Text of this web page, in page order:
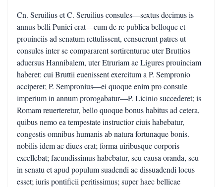
Cn. Seruilius et C. Seruilius consules—sextus decimus is
annus belli Punici erat—cum de re publica belloque et
prouinciis ad senatum rettulissent, censuerunt patres ut
consules inter se compararent sortirenturue uter Bruttios
aduersus Hannibalem, uter Etruriam ac Ligures prouinciam
haberet: cui Bruttii euenissent exercitum a P. Sempronio
acciperet; P. Sempronius—ei quoque enim pro consule
imperium in annum prorogabatur—P. Licinio succederet; is
Romam reuerteretur, bello quoque bonus habitus ad cetera,
quibus nemo ea tempestate instructior ciuis habebatur,
congestis omnibus humanis ab natura fortunaque bonis.
nobilis idem ac diues erat; forma uiribusque corporis
excellebat; facundissimus habebatur, seu causa oranda, seu
in senatu et apud populum suadendi ac dissuadendi locus
esset; iuris pontificii peritissimus; super haec bellicae